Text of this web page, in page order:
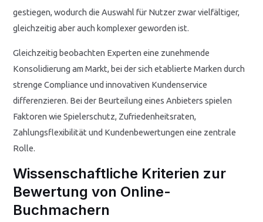
gestiegen, wodurch die Auswahl für Nutzer zwar vielfältiger,
gleichzeitig aber auch komplexer geworden ist.
Gleichzeitig beobachten Experten eine zunehmende
Konsolidierung am Markt, bei der sich etablierte Marken durch
strenge Compliance und innovativen Kundenservice
differenzieren. Bei der Beurteilung eines Anbieters spielen
Faktoren wie Spielerschutz, Zufriedenheitsraten,
Zahlungsflexibilität und Kundenbewertungen eine zentrale
Rolle.
Wissenschaftliche Kriterien zur
Bewertung von Online-
Buchmachern